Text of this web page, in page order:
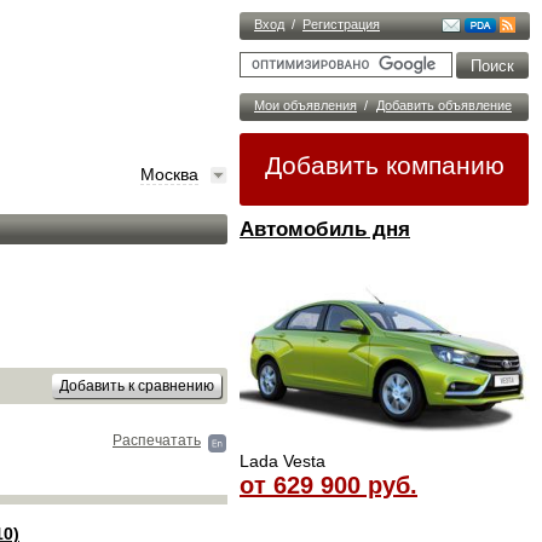
Вход / Регистрация
Мои объявления / Добавить объявление
Добавить компанию
Автомобиль дня
Lada Vesta
от 629 900 руб.
Москва
Распечатать